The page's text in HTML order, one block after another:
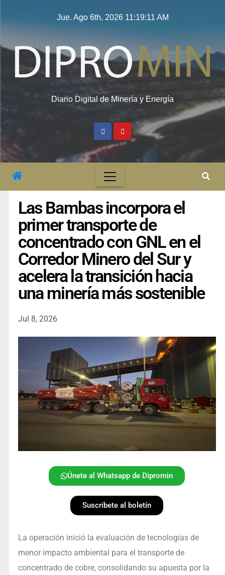
Jue. Ago 6th, 2026 11:19:12 AM
Diario Digital de Minería y Energía
Las Bambas incorpora el
primer transporte de
concentrado con GNL en el
Corredor Minero del Sur y
acelera la transición hacia
una minería más sostenible
Jul 8, 2026
Únete al Whatsapp de Dipromin
Suscríbete al boletín
La operación inició la evaluación de tecnologías de
menor impacto ambiental para el transporte de
concentrado de cobre, consolidando su apuesta por la